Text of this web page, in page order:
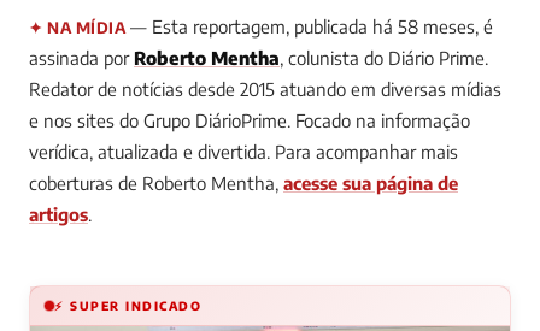
✦ NA MÍDIA — Esta reportagem, publicada há 58 meses, é
assinada por Roberto Mentha, colunista do Diário Prime.
Redator de notícias desde 2015 atuando em diversas mídias
e nos sites do Grupo DiárioPrime. Focado na informação
verídica, atualizada e divertida. Para acompanhar mais
coberturas de Roberto Mentha, acesse sua página de
artigos.
⚡ SUPER INDICADO